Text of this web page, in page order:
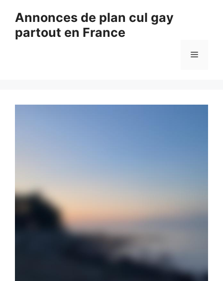
contenu
Annonces de plan cul gay
partout en France
Menu